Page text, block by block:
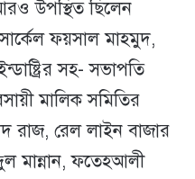
উপস্থিত ছিলেন
ফয়সাল মাহমুদ,
সহ- সভাপতি
মালিক সমিতির
রাজ, রেল লাইন বাজার
মান্নান, ফতেহআলী